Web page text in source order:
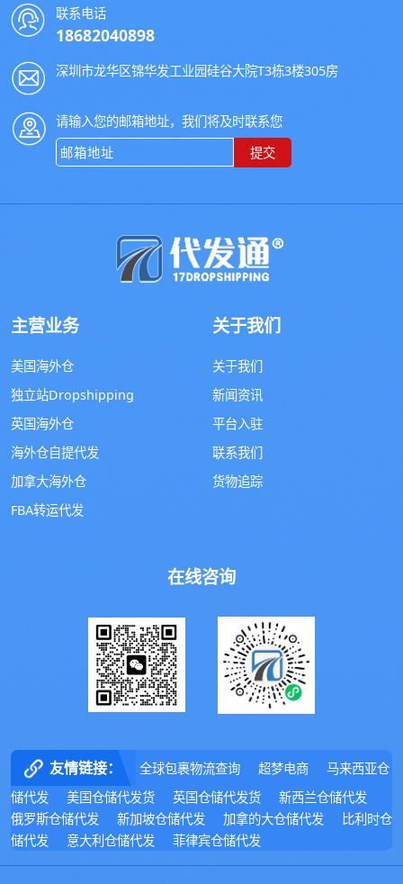
联系电话
18682040898
深圳市龙华区锦华发工业园硅谷大院T3栋3楼305房
请输入您的邮箱地址，我们将及时联系您
提交
主营业务
美国海外仓
独立站Dropshipping
英国海外仓
海外仓自提代发
加拿大海外仓
FBA转运代发
关于我们
关于我们
新闻资讯
平台入驻
联系我们
货物追踪
在线咨询
友情链接： 全球包裹物流查询 超梦电商
马来西亚仓
储代发
美国仓储代发货 英国仓储代发货
新西兰仓储代发
俄罗斯仓储代发
新加坡仓储代发 加拿的大仓储代发
比利时仓
储代发
意大利仓储代发 菲律宾仓储代发